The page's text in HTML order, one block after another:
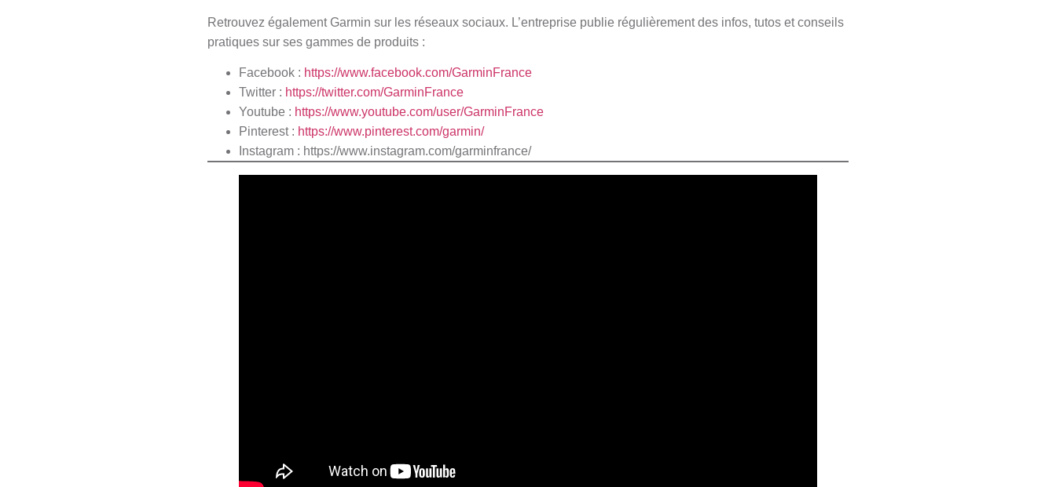
Retrouvez également Garmin sur les réseaux sociaux. L’entreprise publie régulièrement des infos, tutos et conseils
pratiques sur ses gammes de produits :
Facebook : https://www.facebook.com/GarminFrance
Twitter : https://twitter.com/GarminFrance
Youtube : https://www.youtube.com/user/GarminFrance
Pinterest : https://www.pinterest.com/garmin/
Instagram : https://www.instagram.com/garminfrance/